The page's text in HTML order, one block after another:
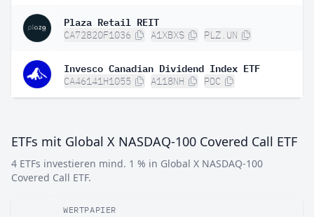
Plaza Retail REIT
CA72820F1036 A1XBXS PLZ.UN
Invesco Canadian Dividend Index ETF
CA46141H1055 A118NH PDC
ETFs mit Global X NASDAQ-100 Covered Call ETF
4 ETFs investieren mind. 1 % in Global X NASDAQ-100
Covered Call ETF.
WERTPAPIER